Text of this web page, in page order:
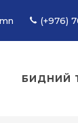
(+976)
БИДНИЙ